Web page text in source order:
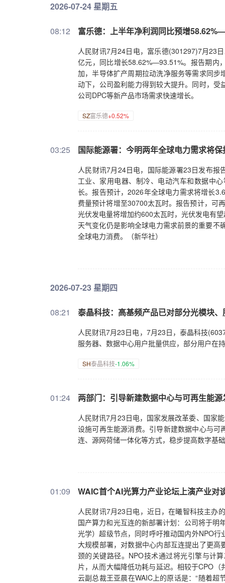
2026-07-24 星期五
08:12 富乐德：上半年净利润同比预增
人民财讯7月24日电，富乐德(301297)7月23
亿元，同比增长58.62%—93.51%。报告期内
加，半导体扩产周期拉动洗净服务等需求同
动下，公司盈利能力得到较大提升。同时，
公司DPC等新产品市场需求快速增长。
SZ富乐德+0.52%
03:25 国际能源署：今明两年全球电力需求将
人民财讯7月24日电，国际能源署23日发布报
工业、家用电器、制冷、电动汽车和数据中
长。报告预计，2026年全球电力需求将增长
费量预计将增至30700太瓦时。报告预计，可
光伏发电量将增加约600太瓦时，光伏发电有
天气变化仍是影响全球电力需求前景的重要
全球电力消费。（新华社）
2026-07-23 星期四
08:21 泰晶科技：高基频产品已对部分光模块
人民财讯7月23日电，7月23日，泰晶科技
服务器、数据中心用户批量供应，部分用户在
SH泰晶科技-1.06%
01:24 两部门：引导新建数据中心与可再生能
人民财讯7月23日电，国家发展改革委、国家
设施可再生能源消费。引导新建数据中心与
连、源网荷储一体化等方式，稳步提高数字基
01:09 WAIC首个AI光算力产业论坛上演产业对
人民财讯7月23日电，近日，在曦智科技主办
国产算力和光互连的新部署计划：公司将于明
光学）超级节点，同时呼吁推动国内外NPO
大规模部署，对数据中心内部互连提出了更
颈的关键路径。NPO技术通过将光引擎与计
片，从而大幅降低功耗与延迟。相较于CPO
云副总裁王亚晨在WAIC上的原话是：“随着